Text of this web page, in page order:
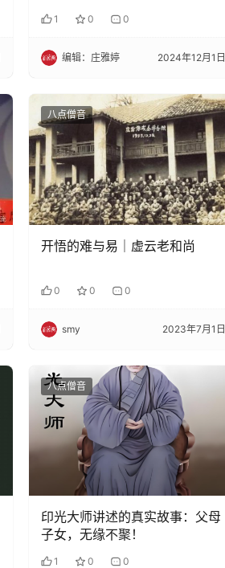
1 0 0
编辑：庄雅婷 2024年12月1日
八点僧音
开悟的难与易｜虚云老和尚
0 0 0
smy 2023年7月1日
八点僧音
印光大师讲述的真实故事：父母
子女，无缘不聚！
1 0 0